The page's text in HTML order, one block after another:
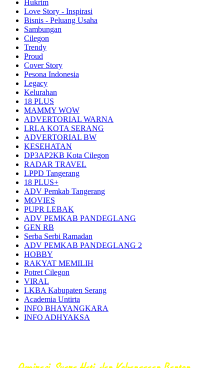
Hukrim
Love Story - Inspirasi
Bisnis - Peluang Usaha
Sambungan
Cilegon
Trendy
Proud
Cover Story
Pesona Indonesia
Legacy
Kelurahan
18 PLUS
MAMMY WOW
ADVERTORIAL WARNA
LRLA KOTA SERANG
ADVERTORIAL BW
KESEHATAN
DP3AP2KB Kota Cilegon
RADAR TRAVEL
LPPD Tangerang
18 PLUS+
ADV Pemkab Tangerang
MOVIES
PUPR LEBAK
ADV PEMKAB PANDEGLANG
GEN RB
Serba Serbi Ramadan
ADV PEMKAB PANDEGLANG 2
HOBBY
RAKYAT MEMILIH
Potret Cilegon
VIRAL
LKBA Kabupaten Serang
Academia Untirta
INFO BHAYANGKARA
INFO ADHYAKSA